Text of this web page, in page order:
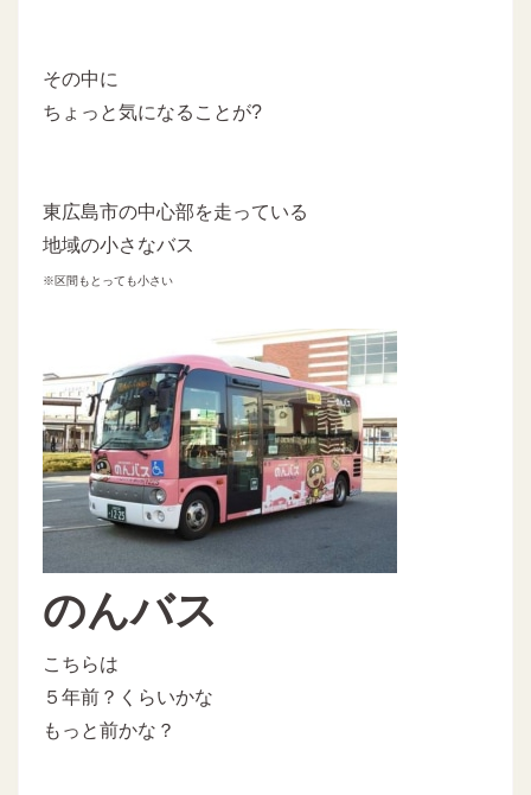
その中に
ちょっと気になることが?
東広島市の中心部を走っている
地域の小さなバス
※区間もとっても小さい
のんバス
こちらは
５年前？くらいかな
もっと前かな？